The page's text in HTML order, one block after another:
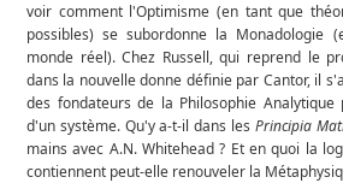
voir comment l'Optimisme (en tant que
possibles) se subordonne la Monadologie
monde réel). Chez Russell, qui reprend le
dans la nouvelle donne définie par Cantor, il
des fondateurs de la Philosophie
d'un système. Qu'y a-t-il dans les Principia
mains avec A.N. Whitehead ? Et en quoi la
contiennent peut-elle renouveler la